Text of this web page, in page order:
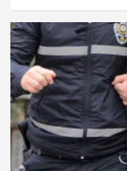
suçlandı